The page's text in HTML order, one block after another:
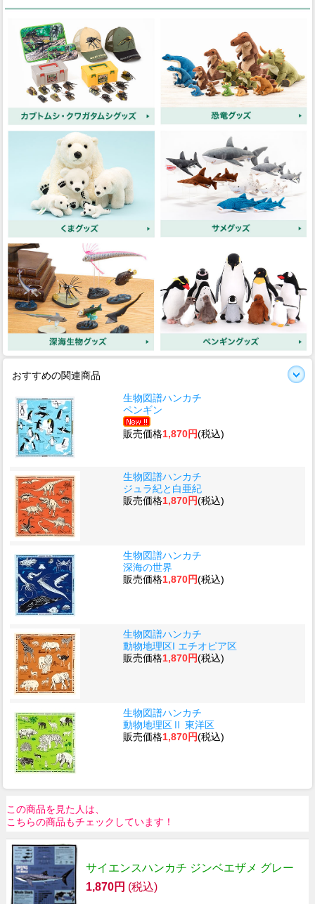
おすすめの関連商品
生物図譜ハンカチ
ペンギン
販売価格1,870円(税込)
生物図譜ハンカチ
ジュラ紀と白亜紀
販売価格1,870円(税込)
生物図譜ハンカチ
深海の世界
販売価格1,870円(税込)
生物図譜ハンカチ
動物地理区I エチオピア区
販売価格1,870円(税込)
生物図譜ハンカチ
動物地理区Ⅱ 東洋区
販売価格1,870円(税込)
この商品を見た人は、
こちらの商品もチェックしています！
サイエンスハンカチ ジンベエザメ グレー
1,870円 (税込)